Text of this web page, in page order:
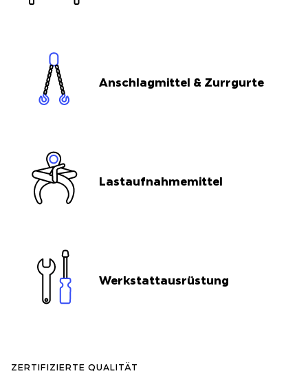
Anschlagmittel & Zurrgurte
Lastaufnahmemittel
Werkstattausrüstung
ZERTIFIZIERTE QUALITÄT